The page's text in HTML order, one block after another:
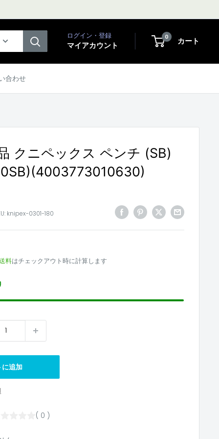
ログイン・登録
マイアカウント
0 カート
合わせ
クニペックス ペンチ (SB)
knipex-0301-180
料はチェックアウト時に計算します
追加
( 0 )